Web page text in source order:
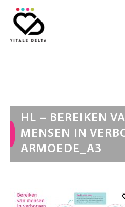
HL – BEREIKEN
MENSEN IN
ARMOEDE_A3